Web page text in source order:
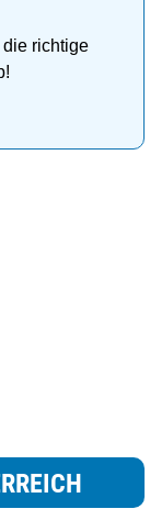
richtige